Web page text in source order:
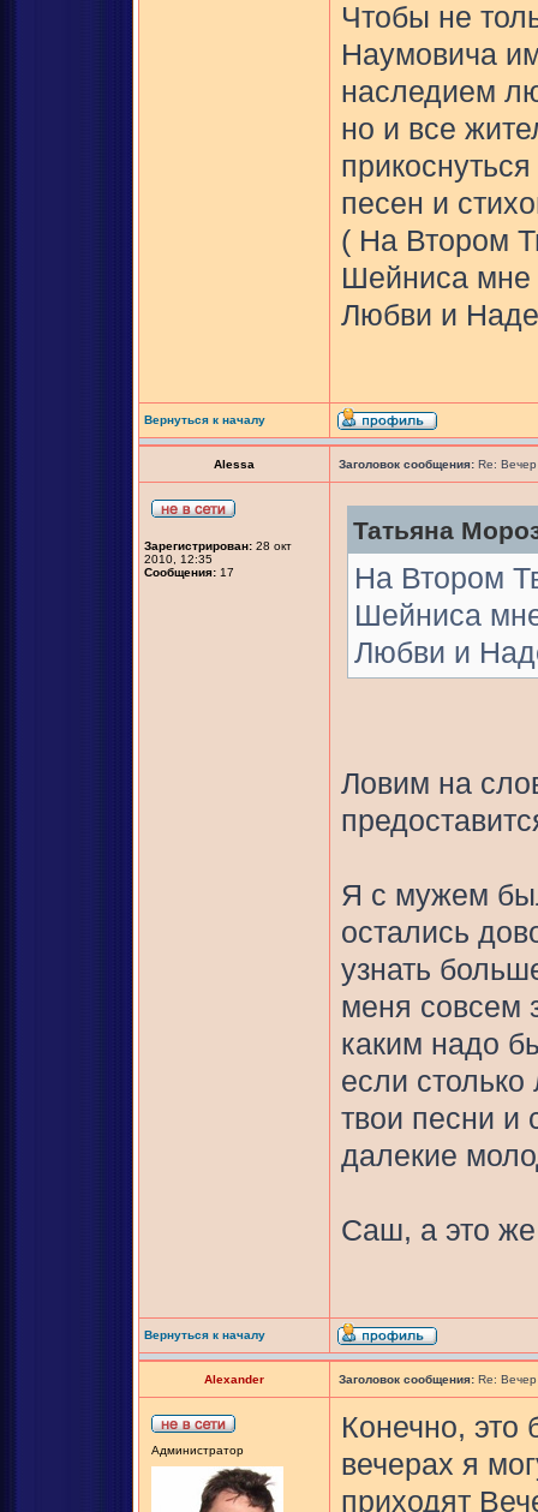
Чтобы не
Наумовича
наследием
но и все
песен и
( На Втором
Шейниса мне
Любви и
Вернуться к началу
Alessa Заголовок сообщения: Re:
Зарегистрирован: 28 окт
2010, 12:35
Сообщения: 17
Татьяна
На Втором
Шейниса
Любви и
Ловим на
Я с мужем
остались
узнать
меня совсем
каким надо
если
твои песни
далекие
Саш, а это
Вернуться к началу
Alexander Заголовок сообщения: Re:
Администратор
Конечно, это
вечерах я
приходят